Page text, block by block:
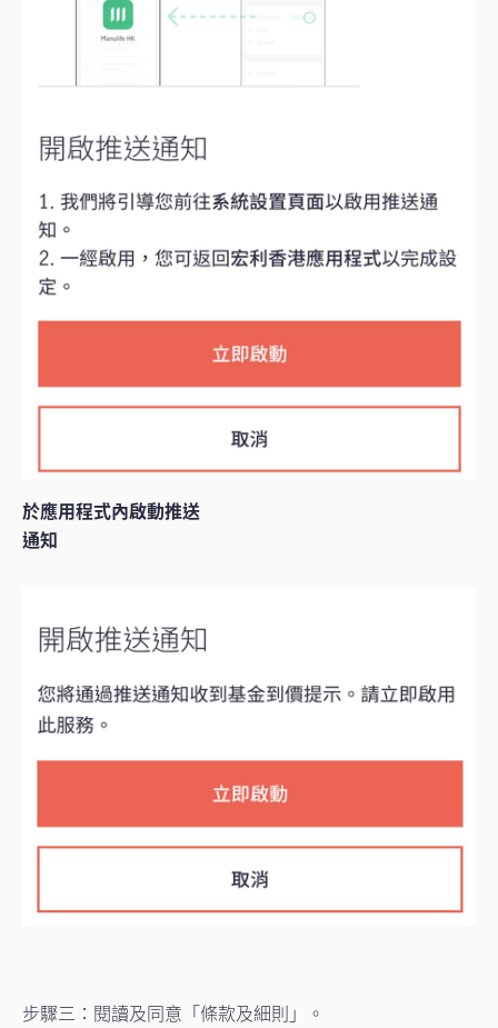
於應用程式內啟動推送
通知
步驟三：閱讀及同意「條款及細則」。